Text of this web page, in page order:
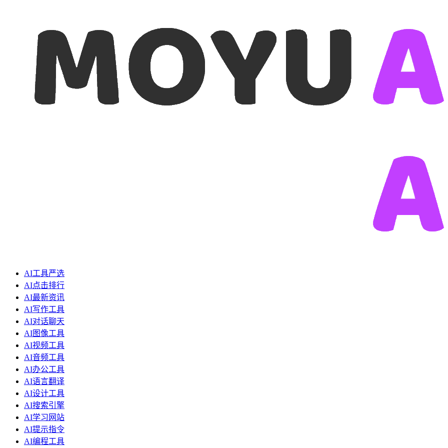
AI工具严选
AI点击排行
AI最新资讯
AI写作工具
AI对话聊天
AI图像工具
AI视频工具
AI音频工具
AI办公工具
AI语言翻译
AI设计工具
AI搜索引擎
AI学习网站
AI提示指令
AI编程工具